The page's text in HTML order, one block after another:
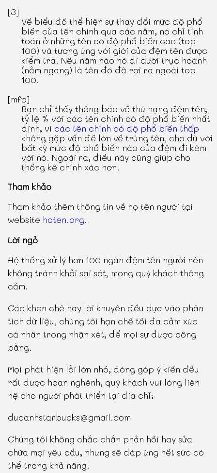
[3]
Về biểu đồ thể hiện sự thay đổi mức độ phổ
biến của tên chính qua các năm, nó chỉ tính
toán ở những tên có độ phổ biến cao (top
100) và tương ứng với giới của đệm tên được
kiểm tra. Nếu năm nào nó đi dưới trục hoành
(nằm ngang) là tên đó đã rơi ra ngoài top
100.
[mfp]
Bạn chỉ thấy thông báo về thứ hạng đệm tên,
tỷ lệ % với các tên chính có độ phổ biến nhất
định, vì các tên chính có độ phổ biến thấp
không gặp vấn đề lớn về trùng tên, cho dù với
bất kỳ mức độ phổ biến nào của đệm đi kèm
với nó. Ngoài ra, điều này cũng giúp cho
thống kê chính xác hơn.
Tham khảo
Tham khảo thêm thông tin về họ tên người tại
website hoten.org.
Lời ngỏ
Hệ thống xử lý hơn 100 ngàn đệm tên người nên
không tránh khỏi sai sót, mong quý khách thông
cảm.
Các khen chê hay lời khuyên đều dựa vào phân
tích dữ liệu, chúng tôi hạn chế tối đa cảm xúc
cá nhân trong nhận xét, để mọi sự được công
bằng.
Mọi phát hiện lỗi lớn nhỏ, đóng góp ý kiến đều
rất được hoan nghênh, quý khách vui lòng liên
hệ cho người phát triển tại địa chỉ:
ducanhstarbucks@gmail.com
Chúng tôi không chắc chắn phản hồi hay sửa
chữa mọi yêu cầu, nhưng sẽ đáp ứng hết sức có
thể trong khả năng.